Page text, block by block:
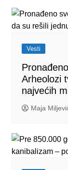
Vesti
Arheolozi
najvećih
Maja